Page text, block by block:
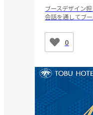
ブースデザイン
会話を通してブ
0